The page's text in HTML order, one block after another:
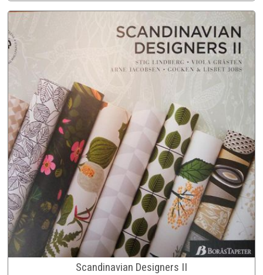
Scandinavian Designers II